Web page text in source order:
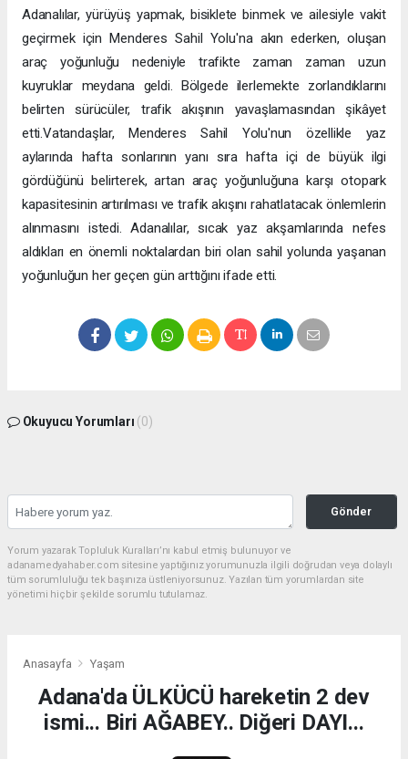
Adanalılar, yürüyüş yapmak, bisiklete binmek ve ailesiyle vakit
geçirmek için Menderes Sahil Yolu'na akın ederken, oluşan
araç yoğunluğu nedeniyle trafikte zaman zaman uzun
kuyruklar meydana geldi. Bölgede ilerlemekte zorlandıklarını
belirten sürücüler, trafik akışının yavaşlamasından şikâyet
etti.Vatandaşlar, Menderes Sahil Yolu'nun özellikle yaz
aylarında hafta sonlarının yanı sıra hafta içi de büyük ilgi
gördüğünü belirterek, artan araç yoğunluğuna karşı otopark
kapasitesinin artırılması ve trafik akışını rahatlatacak önlemlerin
alınmasını istedi. Adanalılar, sıcak yaz akşamlarında nefes
aldıkları en önemli noktalardan biri olan sahil yolunda yaşanan
yoğunluğun her geçen gün arttığını ifade etti.
Okuyucu Yorumları (0)
Gönder
Yorum yazarak Topluluk Kuralları’nı kabul etmiş bulunuyor ve
adanamedyahaber.com sitesine yaptığınız yorumunuzla ilgili doğrudan veya dolaylı
tüm sorumluluğu tek başınıza üstleniyorsunuz. Yazılan tüm yorumlardan site
yönetimi hiçbir şekilde sorumlu tutulamaz.
Anasayfa Yaşam
Adana'da ÜLKÜCÜ hareketin 2 dev
ismi... Biri AĞABEY.. Diğeri DAYI...